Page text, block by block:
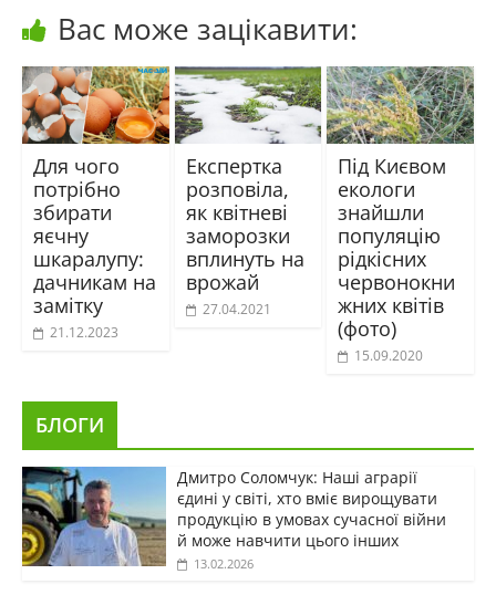
Вас може зацікавити:
Для чого
потрібно
збирати
яєчну
шкаралупу:
дачникам на
замітку
21.12.2023
Експертка
розповіла,
як квітневі
заморозки
вплинуть на
врожай
27.04.2021
Під Києвом
екологи
знайшли
популяцію
рідкісних
червонокни
жних квітів
(фото)
15.09.2020
БЛОГИ
Дмитро Соломчук: Наші аграрії
єдині у світі, хто вміє вирощувати
продукцію в умовах сучасної війни
й може навчити цього інших
13.02.2026